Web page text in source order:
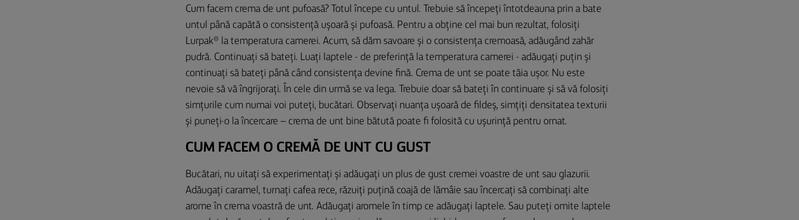
Cum facem crema de unt pufoasă? Totul începe cu untul. Trebuie să începeți întotdeauna prin a bate
untul până capătă o consistență ușoară și pufoasă. Pentru a obține cel mai bun rezultat, folosiți
Lurpak® la temperatura camerei. Acum, să dăm savoare și o consistența cremoasă, adăugând zahăr
pudră. Continuați să bateți. Luați laptele - de preferință la temperatura camerei - adăugați puțin și
continuați să bateți până când consistența devine fină. Crema de unt se poate tăia ușor. Nu este
nevoie să vă îngrijorați. În cele din urmă se va lega. Trebuie doar să bateți în continuare și să vă folosiți
simțurile cum numai voi puteți, bucătari. Observați nuanța ușoară de fildeș, simțiți densitatea texturii
și puneți-o la încercare – crema de unt bine bătută poate fi folosită cu ușurință pentru ornat.
CUM FACEM O CREMĂ DE UNT CU GUST
Bucătari, nu uitați să experimentați și adăugați un plus de gust cremei voastre de unt sau glazurii.
Adăugați caramel, turnați cafea rece, răzuiți puțină coajă de lămâie sau încercați să combinați alte
arome în crema voastră de unt. Adăugați aromele în timp ce adăugați laptele. Sau puteți omite laptele